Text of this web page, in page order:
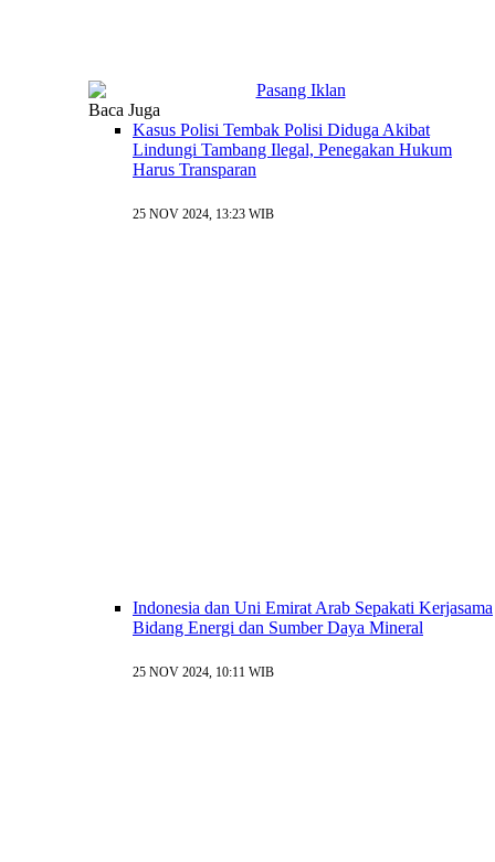
Baca Juga
Kasus Polisi Tembak Polisi Diduga Akibat
Lindungi Tambang Ilegal, Penegakan Hukum
Harus Transparan
25 NOV 2024, 13:23 WIB
Indonesia dan Uni Emirat Arab Sepakati Kerjasama
Bidang Energi dan Sumber Daya Mineral
25 NOV 2024, 10:11 WIB